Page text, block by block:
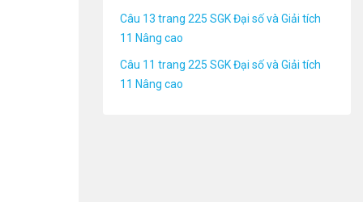
Câu 13 trang 225 SGK Đại số và Giải tích
11 Nâng cao
Câu 11 trang 225 SGK Đại số và Giải tích
11 Nâng cao